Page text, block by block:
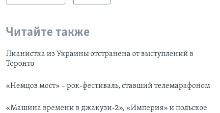
Читайте также
Пианистка из Украины отстранена от выступлений в
Торонто
«Немцов мост» – рок-фестиваль, ставший телемарафоном
«Машина времени в джакузи-2», «Империя» и польское